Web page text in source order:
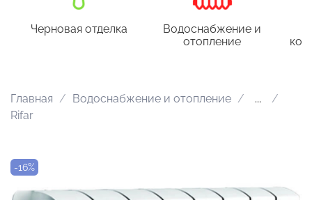
Черновая отделка
Водоснабжение и
отопление
Главная Водоснабжение и отопление
...
Rifar
-16%